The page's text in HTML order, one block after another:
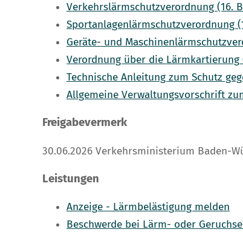
Verkehrslärmschutzverordnung (16.
Sportanlagenlärmschutzverordnung
Geräte- und
Verordnung über die Lärmkartierung
Technische Anleitung zum Schutz
Allgemeine Verwaltungsvorschrift
Freigabevermerk
30.06.2026 Verkehrsministerium Baden-
Leistungen
Anzeige - Lärmbelästigung melden
Beschwerde bei Lärm- oder